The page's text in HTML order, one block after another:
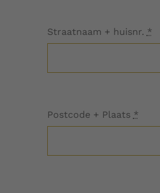
Straatnaam + huisnr. *
Postcode + Plaats *